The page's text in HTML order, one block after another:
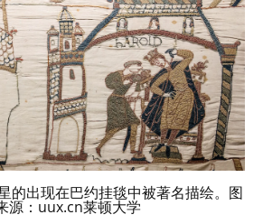
的出现在巴约挂毯中被著名描绘。图
源：uux.cn莱顿大学